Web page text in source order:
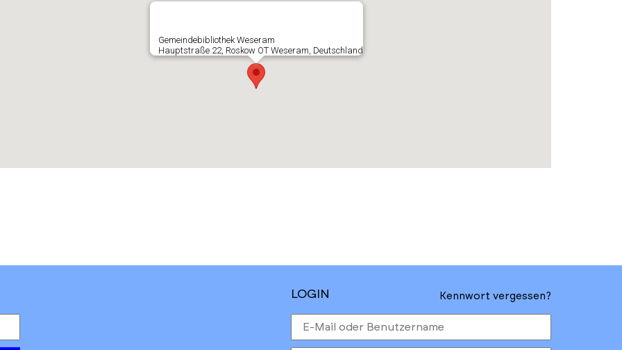
Gemeindebibliothek Weseram
Hauptstraße 22, Roskow OT Weseram, Deutschland
LOGIN Kennwort vergessen?